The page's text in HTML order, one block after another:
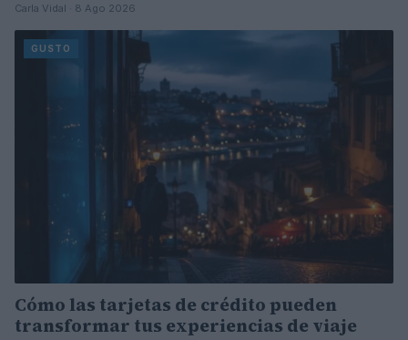
Carla Vidal · 8 Ago 2026
GUSTO
Cómo las tarjetas de crédito pueden
transformar tus experiencias de viaje